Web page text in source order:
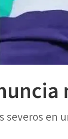
severos en